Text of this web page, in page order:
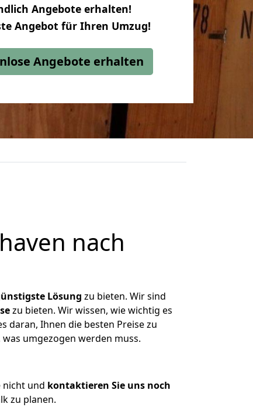
Angebote erhalten!
Angebot für Ihren Umzug!
Angebote erhalten
nach
Lösung zu bieten. Wir sind
zu bieten. Wir wissen, wie wichtig es
daran, Ihnen die besten Preise zu
umgezogen werden muss.
nicht und kontaktieren Sie uns noch
zu planen.